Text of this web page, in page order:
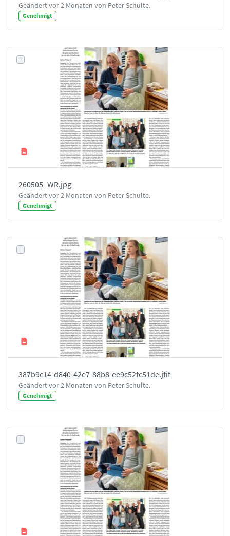
Geändert vor 2 Monaten von Peter Schulte.
Genehmigt
260505_WR.jpg
Geändert vor 2 Monaten von Peter Schulte.
Genehmigt
387b9c14-d840-42e7-88b8-ee9c52fc51de.jfif
Geändert vor 2 Monaten von Peter Schulte.
Genehmigt